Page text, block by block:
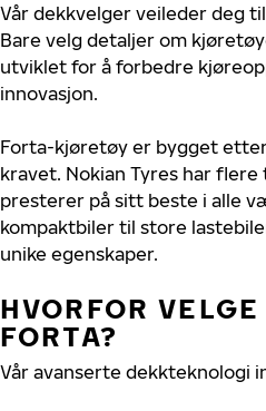
Vår dekkvelger veileder deg
Bare velg detaljer om
utviklet for å forbedre
innovasjon.
Forta-kjøretøy er bygget
kravet. Nokian Tyres har
presterer på sitt beste i alle
kompaktbiler til store
unike egenskaper.
HVORFOR
FORTA?
Vår avanserte dekkteknologi